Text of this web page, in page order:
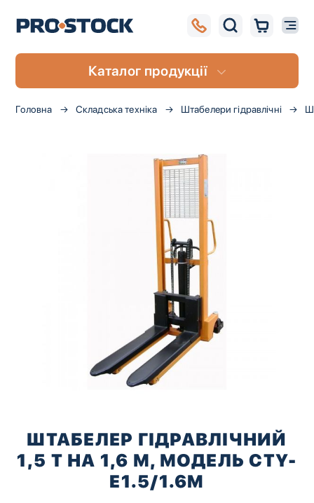
Головна Складська техніка Штабелери гідравлічні
до
початку
галереї
ШТАБЕЛЕР ГІДРАВЛІЧНИЙ
1,5 Т НА 1,6 М, МОДЕЛЬ CTY-
E1.5/1.6M
Каталог продукції